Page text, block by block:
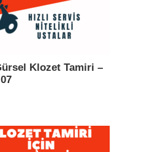
Klozet Tamiri –